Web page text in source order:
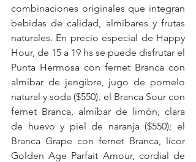
combinaciones originales que integran
bebidas de calidad, almibares y frutas
naturales. En precio especial de Happy
Hour, de 15 a 19 hs se puede disfrutar el
Punta Hermosa con fernet Branca con
almíbar de jengibre, jugo de pomelo
natural y soda ($550), el Branca Sour con
fernet Branca, almíbar de limón, clara
de huevo y piel de naranja ($550); el
Branca Grape con fernet Branca, licor
Golden Age Parfait Amour, cordial de